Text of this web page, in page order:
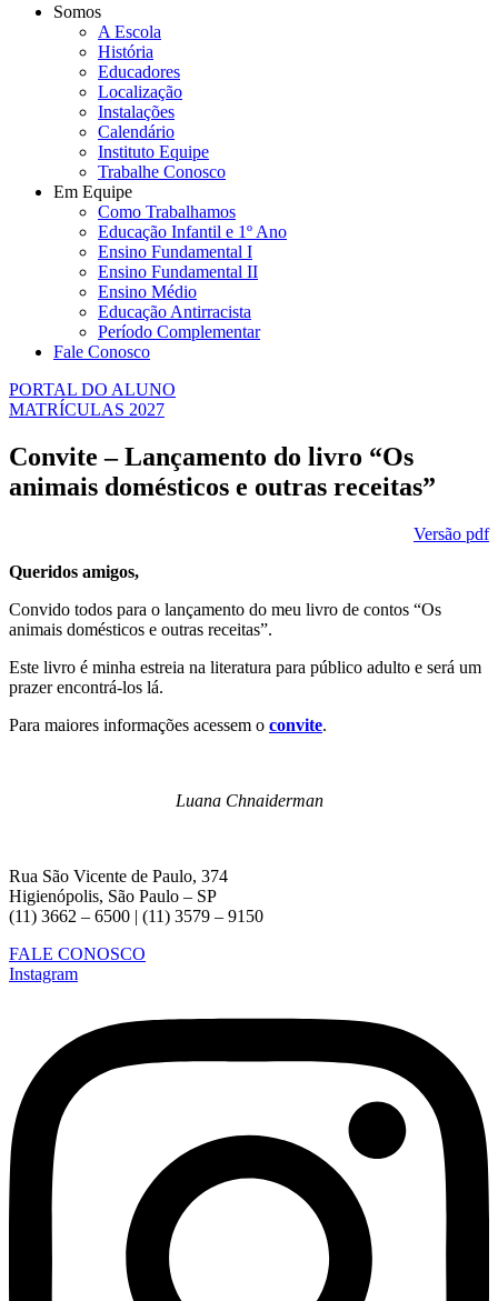
Somos
A Escola
História
Educadores
Localização
Instalações
Calendário
Instituto Equipe
Trabalhe Conosco
Em Equipe
Como Trabalhamos
Educação Infantil e 1º Ano
Ensino Fundamental I
Ensino Fundamental II
Ensino Médio
Educação Antirracista
Período Complementar
Fale Conosco
PORTAL DO ALUNO
MATRÍCULAS 2027
Convite – Lançamento do livro “Os
animais domésticos e outras receitas”
Versão pdf
Queridos amigos,
Convido todos para o lançamento do meu livro de contos “Os
animais domésticos e outras receitas”.
Este livro é minha estreia na literatura para público adulto e será um
prazer encontrá-los lá.
Para maiores informações acessem o convite.
Luana Chnaiderman
Rua São Vicente de Paulo, 374
Higienópolis, São Paulo – SP
(11) 3662 – 6500 | (11) 3579 – 9150
FALE CONOSCO
Instagram